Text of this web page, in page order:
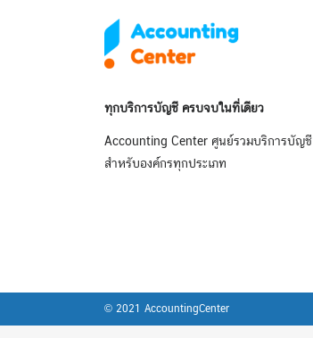
ทุกบริการบัญชี ครบจบในที่เดียว
Accounting Center ศูนย์รวมบริการบัญชี
สำหรับองค์กรทุกประเภท
© 2021 AccountingCenter